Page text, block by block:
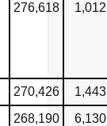
276,618
270,426
268,190